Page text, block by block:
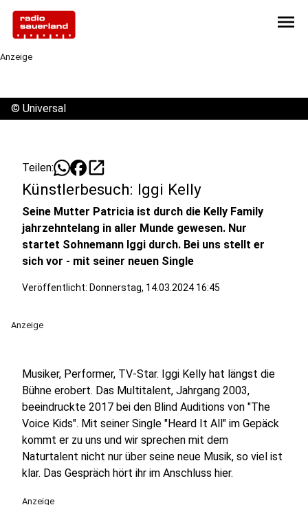
menu
Anzeige
© Universal
Teilen: open_in_new
Künstlerbesuch: Iggi Kelly
Seine Mutter Patricia ist durch die Kelly Family
jahrzehntelang in aller Munde gewesen. Nur
startet Sohnemann Iggi durch. Bei uns stellt er
sich vor - mit seiner neuen Single
Veröffentlicht: Donnerstag, 14.03.2024 16:45
Anzeige
Musiker, Performer, TV-Star. Iggi Kelly hat längst die
Bühne erobert. Das Multitalent, Jahrgang 2003,
beeindruckte 2017 bei den Blind Auditions von "The
Voice Kids". Mit seiner Single "Heard It All" im Gepäck
kommt er zu uns und wir sprechen mit dem
Naturtalent nicht nur über seine neue Musik, so viel ist
klar. Das Gespräch hört ihr im Anschluss hier.
Anzeige